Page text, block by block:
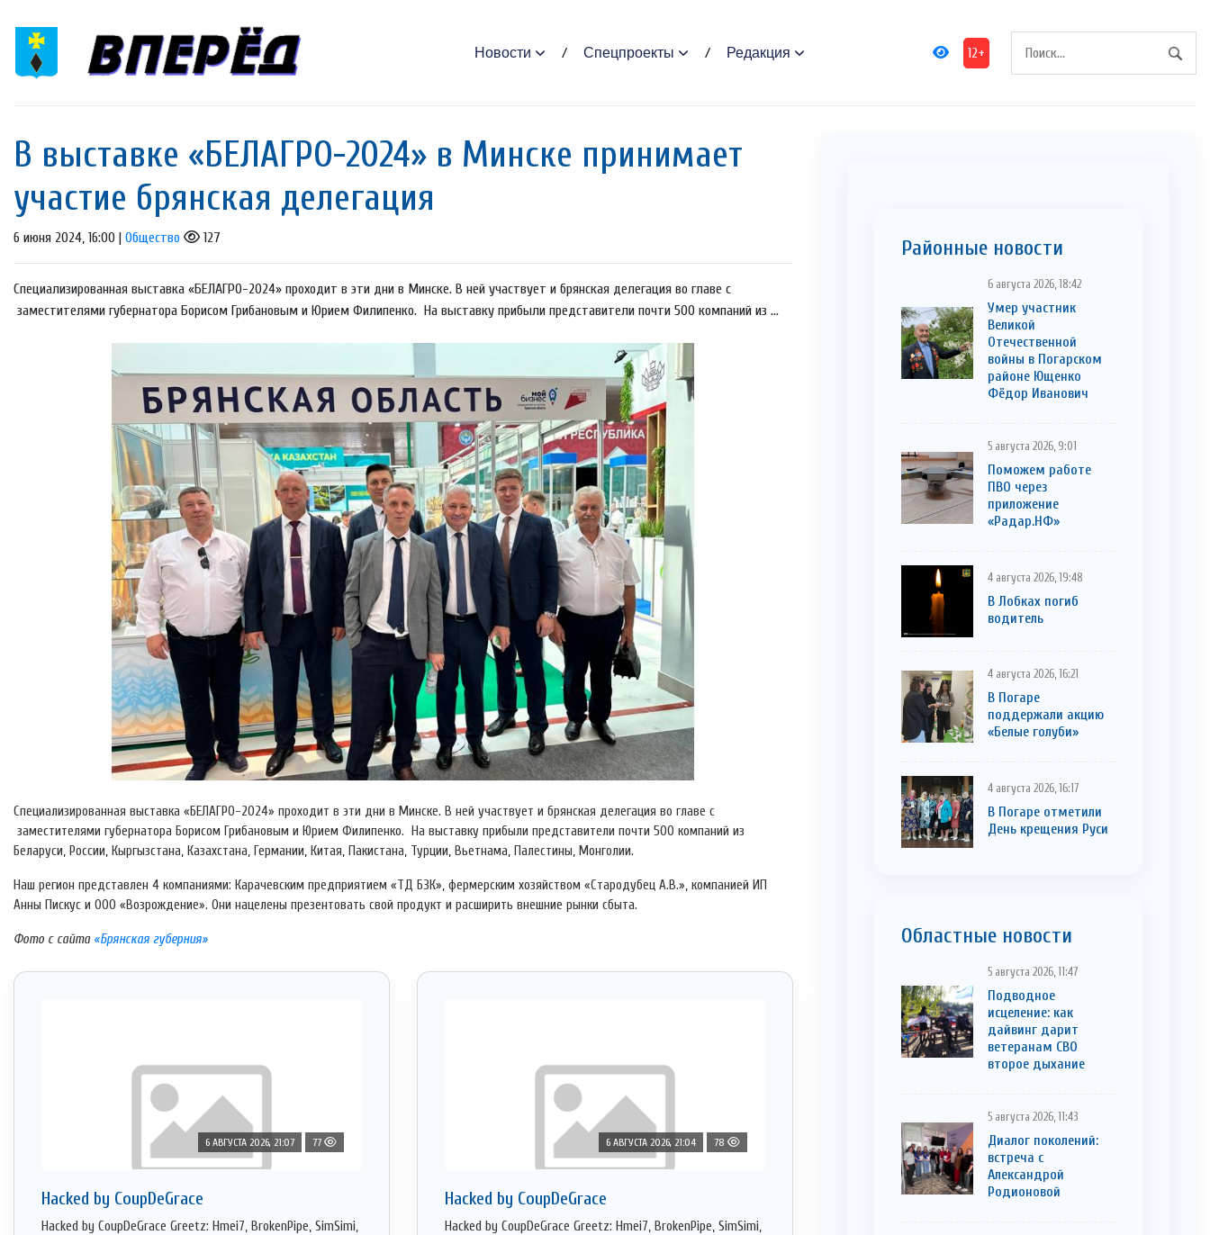
Новости Спецпроекты Редакция 12+
В выставке «БЕЛАГРО-2024» в Минске принимает
участие брянская делегация
6 июня 2024, 16:00 | Общество 127
Специализированная выставка «БЕЛАГРО-2024» проходит в эти дни в Минске. В ней участвует и брянская делегация во главе с
заместителями губернатора Борисом Грибановым и Юрием Филипенко. На выставку прибыли представители почти 500 компаний из ...
Специализированная выставка «БЕЛАГРО-2024» проходит в эти дни в Минске. В ней участвует и брянская делегация во главе с
заместителями губернатора Борисом Грибановым и Юрием Филипенко. На выставку прибыли представители почти 500 компаний из
Беларуси, России, Кыргызстана, Казахстана, Германии, Китая, Пакистана, Турции, Вьетнама, Палестины, Монголии.
Наш регион представлен 4 компаниями: Карачевским предприятием «ТД БЗК», фермерским хозяйством «Стародубец А.В.», компанией ИП
Анны Пискус и ООО «Возрождение». Они нацелены презентовать свой продукт и расширить внешние рынки сбыта.
Фото с сайта «Брянская губерния»
6 АВГУСТА 2026, 21:07 77
Hacked by CoupDeGrace
Hacked by CoupDeGrace Greetz: Hmei7, BrokenPipe, SimSimi,
6 АВГУСТА 2026, 21:04 78
Hacked by CoupDeGrace
Hacked by CoupDeGrace Greetz: Hmei7, BrokenPipe, SimSimi,
Районные новости
6 августа 2026, 18:42
Умер участник
Великой
Отечественной
войны в Погарском
районе Ющенко
Фёдор Иванович
5 августа 2026, 9:01
Поможем работе
ПВО через
приложение
«Радар.НФ»
4 августа 2026, 19:48
В Лобках погиб
водитель
4 августа 2026, 16:21
В Погаре
поддержали акцию
«Белые голуби»
4 августа 2026, 16:17
В Погаре отметили
День крещения Руси
Областные новости
5 августа 2026, 11:47
Подводное
исцеление: как
дайвинг дарит
ветеранам СВО
второе дыхание
5 августа 2026, 11:43
Диалог поколений:
встреча с
Александрой
Родионовой